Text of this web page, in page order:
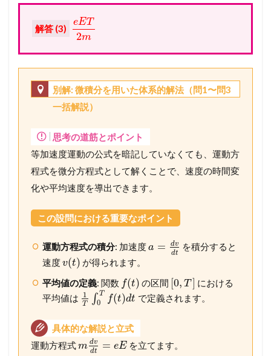
解答 (3)
eET
2m
別解: 微積分を用いた体系的解法（問1〜問3
一括解説）
思考の道筋とポイント
等加速度運動の公式を暗記していなくても、運動方
程式を微分方程式として解くことで、速度の時間変
化や平均速度を導出できます。
この設問における重要なポイント
運動方程式の積分: 加速度a = dv
dt
を積分すると
速度v(t) が得られます。
平均値の定義: 関数 f(t) の区間 [0, T] における
平均値は
1
T ∫ T
0 f(t)dt で定義されます。
具体的な解説と立式
運動方程式m dv
dt = eE を立てます。